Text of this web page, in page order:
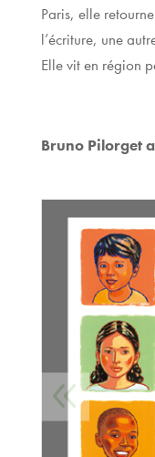
Paris, elle
l’écriture, une
Elle vit en région
Bruno Pilorget